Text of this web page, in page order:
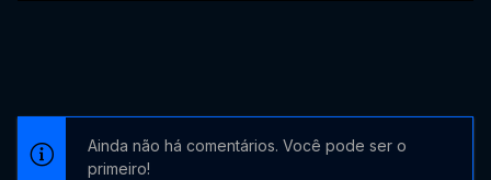
Ainda não há comentários. Você pode ser o
primeiro!